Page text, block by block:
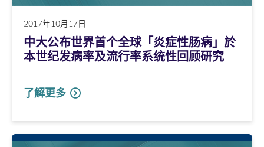
2017年10月17日
中大公布世界首个全球「炎症性肠病」於
本世纪发病率及流行率系统性回顾研究
了解更多